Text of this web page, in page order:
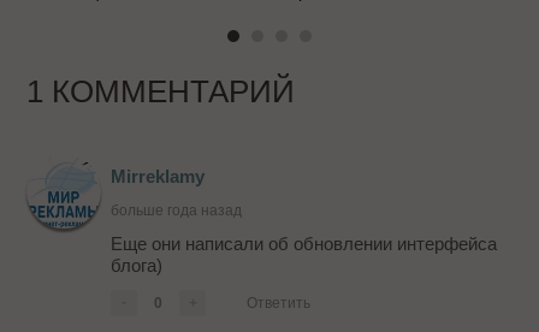
1 КОММЕНТАРИЙ
Mirreklamy
больше года назад
Еще они написали об обновлении интерфейса
блога)
0 Ответить